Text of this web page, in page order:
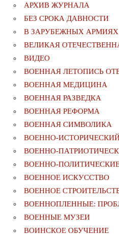
АРХИВ ЖУРНАЛА
БЕЗ СРОКА ДАВНОСТИ
В ЗАРУБЕЖНЫХ АРМИЯХ
ВЕЛИКАЯ
ВИДЕО
ВОЕННАЯ ЛЕТОПИСЬ
ВОЕННАЯ МЕДИЦИНА
ВОЕННАЯ РАЗВЕДКА
ВОЕННАЯ РЕФОРМА
ВОЕННАЯ СИМВОЛИКА
ВОЕННО-
ВОЕННО-
ВОЕННО-
ВОЕННОЕ ИСКУССТВО
ВОЕННОЕ
ВОЕННОПЛЕННЫЕ:
ВОЕННЫЕ МУЗЕИ
ВОИНСКОЕ ОБУЧЕНИЕ